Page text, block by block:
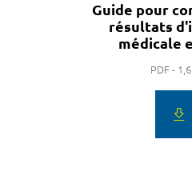
Guide pour
résultats
médicale
PDF -